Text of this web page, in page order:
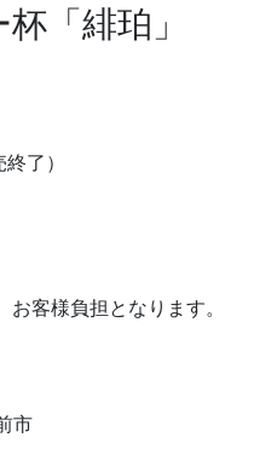
「緋珀」
了）
客様負担となります。
市